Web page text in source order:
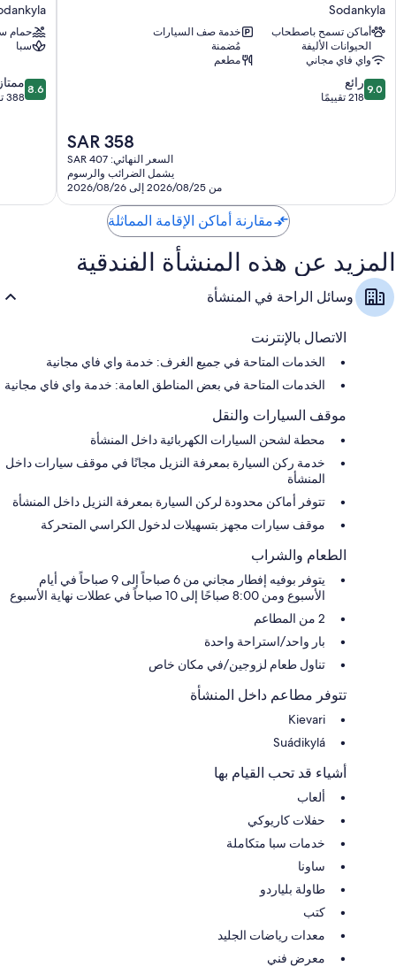
دواليب/خزائن ملابس، وخدمة تنظيف الغرف يوميًا، ومكاتب
أورورا
آند
إيجلوز
Sodankyla
Sodankyla
أماكن تسمح باصطحاب
الحيوانات الأليفة
خدمة صف السيارات
مُضمنة
واي فاي مجاني
مطعم
9.0
من
9.0 رائع
218 تقييمًا
السعر
الحالي
هو
SAR
358
SAR 358
السعر النهائي: SAR 407
يشمل الضرائب والرسوم
من 2026/08/25 إلى 2026/08/26
حمام
سبا
8.6
من
8.6
388 تقييمًا
مقارنة أماكن الإقامة المماثلة
المزيد عن هذه المنشأة الفندقية
وسائل الراحة في المنشأة
الاتصال بالإنترنت
الخدمات المتاحة في جميع الغرف: خدمة واي فاي مجانية
الخدمات المتاحة في بعض المناطق العامة: خدمة واي فاي مجانية
موقف السيارات والنقل
محطة لشحن السيارات الكهربائية داخل المنشأة
خدمة ركن السيارة بمعرفة النزيل مجانًا في موقف سيارات داخل
المنشأة
تتوفر أماكن محدودة لركن السيارة بمعرفة النزيل داخل المنشأة
موقف سيارات مجهز بتسهيلات لدخول الكراسي المتحركة
الطعام والشراب
يتوفر بوفيه إفطار مجاني من 6 صباحاً إلى 9 صباحاً في أيام
الأسبوع ومن 8:00 صباحًا إلى 10 صباحاً في عطلات نهاية الأسبوع
2 من المطاعم
بار واحد/استراحة واحدة
تناول طعام لزوجين/في مكان خاص
تتوفر مطاعم داخل المنشأة
Kievari
Suádikylá
أشياء قد تحب القيام بها
ألعاب
حفلات كاريوكي
خدمات سبا متكاملة
ساونا
طاولة بلياردو
كتب
معدات رياضات الجليد
معرض فني